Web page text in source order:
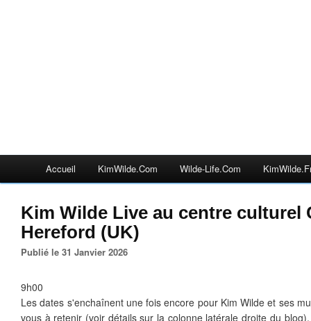
Accueil KimWilde.com Wilde-Life.com
Kim Wilde Live au centre culturel
Hereford (UK)
Publié le 31 Janvier 2026
9h00
Les dates s'enchaînent une fois encore pour Kim Wilde et ses
vous à retenir (voir détails sur la colonne latérale droite du